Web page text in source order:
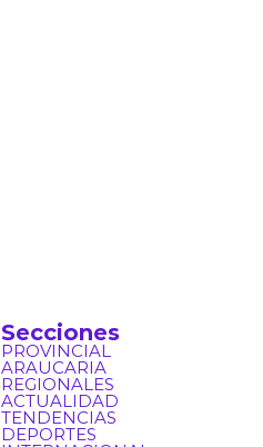
Secciones
PROVINCIAL
ARAUCARIA
REGIONALES
ACTUALIDAD
TENDENCIAS
DEPORTES